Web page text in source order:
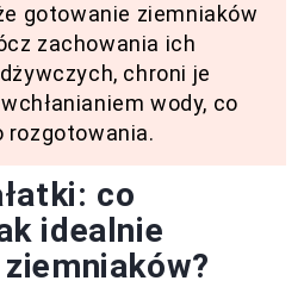
gotowanie ziemniaków
zachowania ich
chroni je
wody, co
rozgotowania.
co
idealnie